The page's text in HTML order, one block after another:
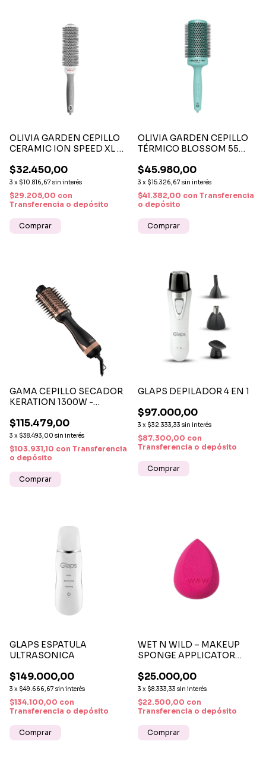
OLIVIA GARDEN CEPILLO
CERAMIC ION SPEED XL 35
PROFESIONAL DE SECADO
RÁPIDO Y BRILLO
NATURAL
$32.450,00
3 x $10.816,67 sin interés
$29.205,00 con
Transferencia o depósito
OLIVIA GARDEN CEPILLO
TÉRMICO BLOSSOM 55
PROFESIONAL CERÁMICO
ANTIFRIZZ Y DE VOLUMEN
$45.980,00
3 x $15.326,67 sin interés
$41.382,00 con Transferencia
o depósito
GAMA CEPILLO SECADOR
KERATION 1300W -
PROTECTORA Y SECADO
PROFESIONAL
$115.479,00
3 x $38.493,00 sin interés
$103.931,10 con Transferencia
o depósito
GLAPS DEPILADOR 4 EN 1
$97.000,00
3 x $32.333,33 sin interés
$87.300,00 con
Transferencia o depósito
GLAPS ESPATULA
ULTRASONICA
$149.000,00
3 x $49.666,67 sin interés
$134.100,00 con
Transferencia o depósito
WET N WILD – MAKEUP
SPONGE APPLICATOR
MAQUILLAJE
$25.000,00
3 x $8.333,33 sin interés
$22.500,00 con
Transferencia o depósito